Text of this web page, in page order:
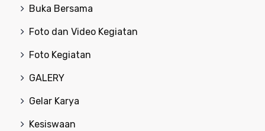
Buka Bersama
Foto dan Video Kegiatan
Foto Kegiatan
GALERY
Gelar Karya
Kesiswaan